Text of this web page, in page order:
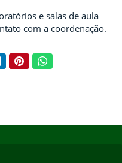
e salas de aula
com a coordenação.
LinkedInPinterestWhatsApp